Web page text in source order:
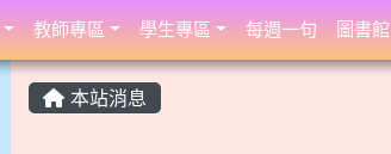
:::
本站消息
教師專區 學生專區 每週一句 圖書館